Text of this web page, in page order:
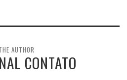
AUTHOR
CONTATO